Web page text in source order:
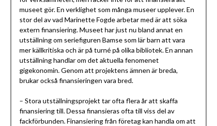
museet gör. En verklighet som många museer upplever. En
stor del av vad Marinette Fogde arbetar med är att söka
extern finansiering. Museet har just nu bland annat en
utställning om seriefiguren Bamse som lär barn att vara
mer källkritiska och är på turné på olika bibliotek. En annan
utställning handlar om det aktuella fenomenet
gigekonomin. Genom att projektens ämnen är breda,
brukar också finansieringen vara bred.
– Stora utställningsprojekt tar ofta flera år att skaffa
finansiering till. Dessa finansieras ofta till viss del av
fackförbunden. Finansiering från företag kan handla om att